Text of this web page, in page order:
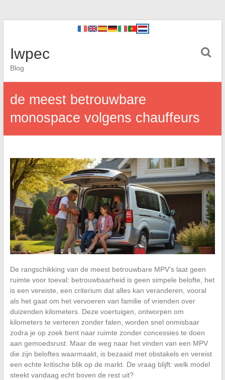
Iwpec
Blog
de meest betrouwbare
monospace volgens chauffeurs
De rangschikking van de meest betrouwbare MPV’s laat geen
ruimte voor toeval: betrouwbaarheid is geen simpele belofte, het
is een vereiste, een criterium dat alles kan veranderen, vooral
als het gaat om het vervoeren van familie of vrienden over
duizenden kilometers. Deze voertuigen, ontworpen om
kilometers te verteren zonder falen, worden snel onmisbaar
zodra je op zoek bent naar ruimte zonder concessies te doen
aan gemoedsrust. Maar de weg naar het vinden van een MPV
die zijn beloftes waarmaakt, is bezaaid met obstakels en vereist
een echte kritische blik op de markt. De vraag blijft: welk model
steekt vandaag echt boven de rest uit?